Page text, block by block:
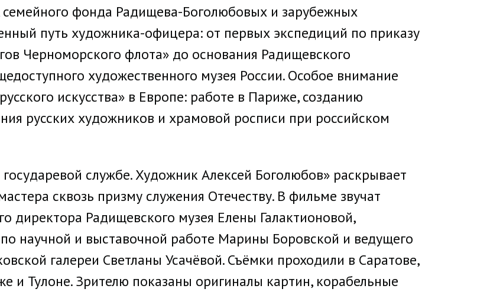
фонда Радищева-Боголюбовых и зарубежных
путь художника-офицера: от первых экспедиций по приказу
Черноморского флота» до основания Радищевского
художественного музея России. Особое внимание
искусства» в Европе: работе в Париже, созданию
русских художников и храмовой росписи при российском
службе. Художник Алексей Боголюбов» раскрывает
сквозь призму служения Отечеству. В фильме звучат
директора Радищевского музея Елены Галактионовой,
научной и выставочной работе Марины Боровской и ведущего
галереи Светланы Усачёвой. Съёмки проходили в Саратове,
и Тулоне. Зрителю показаны оригиналы картин, корабельные